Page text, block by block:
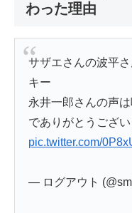
わった理由
サザエさんの波平
キー
永井一郎さんの声
でありがとうござい
pic.twitter.com/
— ログアウト